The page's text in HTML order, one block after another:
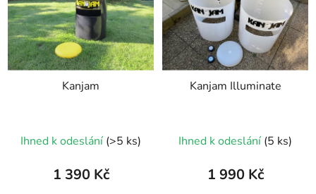
Kanjam
hodnocení
produktu
Ihned k odeslání (>5 ks)
1 390 Kč
Kanjam Illuminate
hodnocení
produktu
Ihned k odeslání (5 ks)
1 990 Kč